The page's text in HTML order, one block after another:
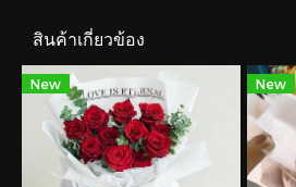
สินค้าเกี่ยวข้อง
New New